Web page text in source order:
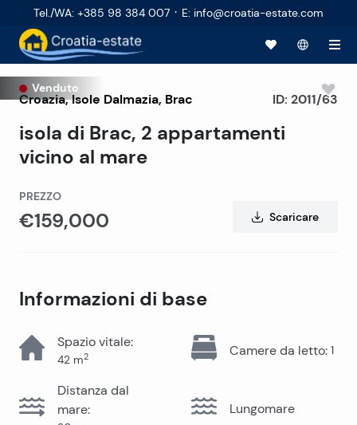
Tel./WA: +385 98 384 007 · E: info@croatia-estate.com
Venduto
Croazia,Isole Dalmazia, Brac
isola di Brac, 2 appartamenti
vicino al mare
ID: 2011/63
PREZZO
€159,000 Scaricare
Informazioni di base
Spazio vitale:
42 m2 Camere da letto: 1
Distanza dal
mare: Lungomare